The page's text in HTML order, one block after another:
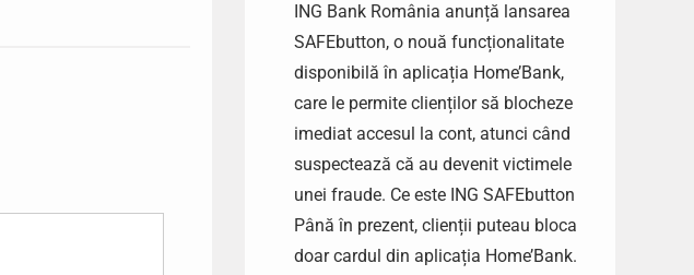
ING Bank România anunță lansarea
SAFEbutton, o nouă funcționalitate
disponibilă în aplicația Home’Bank,
care le permite clienților să blocheze
imediat accesul la cont, atunci când
suspectează că au devenit victimele
unei fraude. Ce este ING SAFEbutton
Până în prezent, clienții puteau bloca
doar cardul din aplicația Home’Bank.